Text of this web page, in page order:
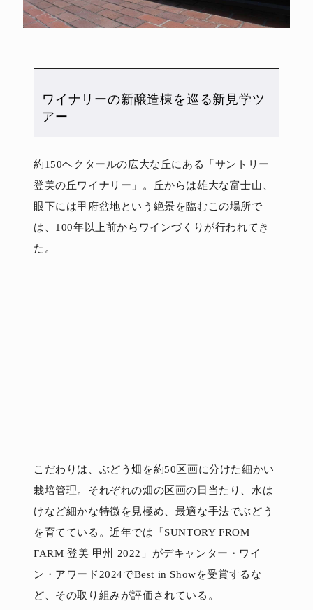
ワイナリーの新醸造棟を巡る新見学ツ
アー
約150ヘクタールの広大な丘にある「サントリー
登美の丘ワイナリー」。丘からは雄大な富士山、
眼下には甲府盆地という絶景を臨むこの場所で
は、100年以上前からワインづくりが行われてき
た。
こだわりは、ぶどう畑を約50区画に分けた細かい
栽培管理。それぞれの畑の区画の日当たり、水は
けなど細かな特徴を見極め、最適な手法でぶどう
を育てている。近年では「SUNTORY FROM
FARM 登美 甲州 2022」がデキャンター・ワイ
ン・アワード2024でBest in Showを受賞するな
ど、その取り組みが評価されている。